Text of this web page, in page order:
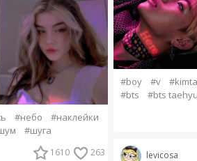
#небо
#наклейки
#шуга
1610 263
#boy #v
#bts
#bts
levicosa